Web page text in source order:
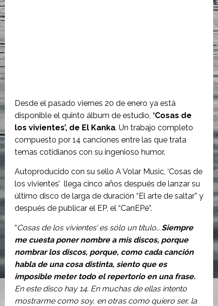
Desde el pasado viernes 20 de enero ya está
disponible el quinto álbum de estudio, ‘Cosas de
los vivientes’, de El Kanka. Un trabajo completo
compuesto por 14 canciones entre las que trata
temas cotidianos con su ingenioso humor.
Autoproducido con su sello A Volar Music, ‘Cosas de
los vivientes’ llega cinco años después de lanzar su
último disco de larga de duración “El arte de saltar” y
después de publicar el EP, el “CanEPé”.
“Cosas de los vivientes’ es sólo un título… Siempre
me cuesta poner nombre a mis discos, porque
nombrar los discos, porque, como cada canción
habla de una cosa distinta, siento que es
imposible meter todo el repertorio en una frase.
En este disco hay 14. En muchas de ellas intento
mostrarme como soy, en otras como quiero ser, la